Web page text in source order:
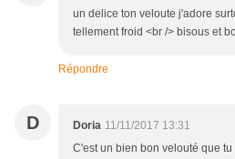
un delice ton veloute j'adore
tellement froid <br /> bisous et
Répondre
D Doria 11/11/2017 13:31
C'est un bien bon velouté que